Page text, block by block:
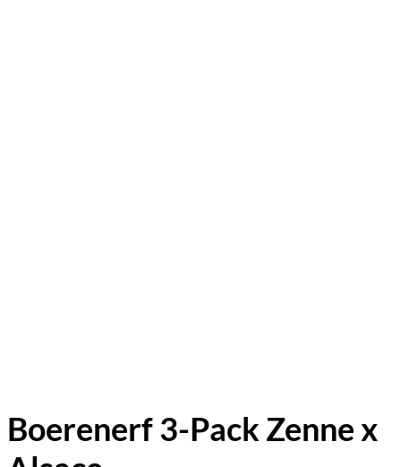
Boerenerf 3-Pack Zenne x